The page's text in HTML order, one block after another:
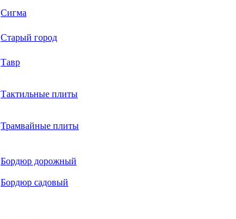
Сигма
Старый город
Тавр
Тактильные плиты
Трамвайные плиты
Бордюр дорожный
Бордюр садовый